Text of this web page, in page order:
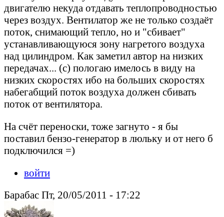
двигателю некуда отдавать теплопроводностью
через воздух. Вентилатор же не только создаёт
поток, снимающий тепло, но и "сбивает"
устанавливающуюся зону нагретого воздуха
над цилиндром. Как заметил автор на низких
передачах... (с) пологаю имелось в виду на
низких скоростях ибо на больших скоростях
набегабщий поток воздуха должен сбивать
поток от вентилятора.
На счёт переноски, тоже загнуто - я бы
поставил бензо-генератор в люльку и от него б
подключился =)
войти
Барабас Пт, 20/05/2011 - 17:22